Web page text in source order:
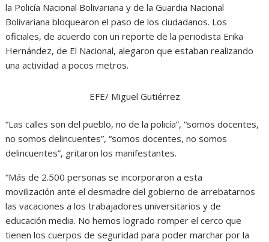
la Policía Nacional Bolivariana y de la Guardia Nacional
Bolivariana bloquearon el paso de los ciudadanos. Los
oficiales, de acuerdo con un reporte de la periodista Erika
Hernández, de El Nacional, alegaron que estaban realizando
una actividad a pocos metros.
EFE/ Miguel Gutiérrez
“Las calles son del pueblo, no de la policía”, “somos docentes,
no somos delincuentes”, “somos docentes, no somos
delincuentes”, gritaron los manifestantes.
“Más de 2.500 personas se incorporaron a esta
movilización ante el desmadre del gobierno de arrebatarnos
las vacaciones a los trabajadores universitarios y de
educación media. No hemos logrado romper el cerco que
tienen los cuerpos de seguridad para poder marchar por la